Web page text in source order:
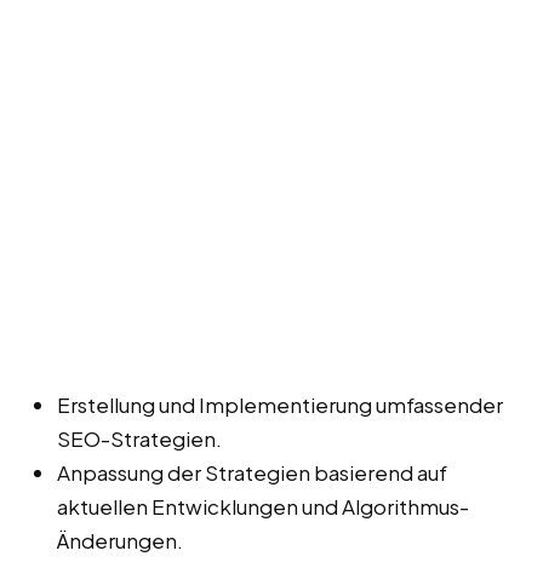
Erstellung und Implementierung umfassender
SEO-Strategien.
Anpassung der Strategien basierend auf
aktuellen Entwicklungen und Algorithmus-
Änderungen.